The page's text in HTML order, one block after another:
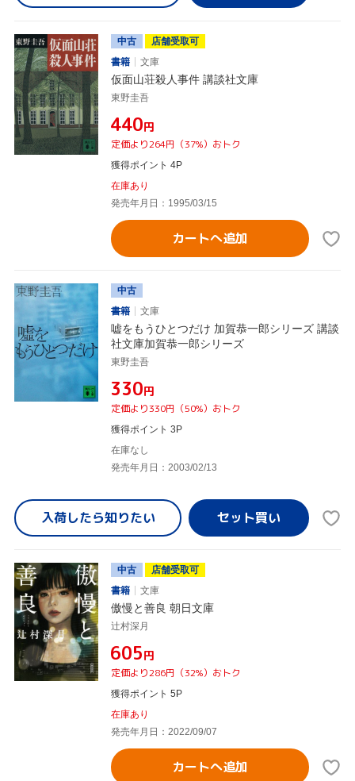
中古
店舗受取可
書籍
文庫
仮面山荘殺人事件 講談社文庫
東野圭吾
¥440円
定価より264円（37%）おトク
獲得ポイント 4P
在庫あり
発売年月日：1995/03/15
カートへ追加
中古
書籍
文庫
嘘をもうひとつだけ 加賀恭一郎シリーズ 講談
社文庫加賀恭一郎シリーズ
東野圭吾
¥330円
定価より330円（50%）おトク
獲得ポイント 3P
在庫なし
発売年月日：2003/02/13
入荷したら知りたい
中古
店舗受取可
書籍
文庫
傲慢と善良 朝日文庫
辻村深月
¥605円
定価より286円（32%）おトク
獲得ポイント 5P
在庫あり
発売年月日：2022/09/07
カートへ追加